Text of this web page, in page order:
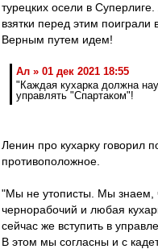
турецких осели в
взятки перед этим поиграли
Верным путем идем!
Ал » 01 дек 2021 18:55
"Каждая кухарка должна
управлять "Спартаком"!
Ленин про кухарку говорил
противоположное.
"Мы не утописты. Мы знаем,
чернорабочий и любая
сейчас же вступить в
В этом мы согласны и с